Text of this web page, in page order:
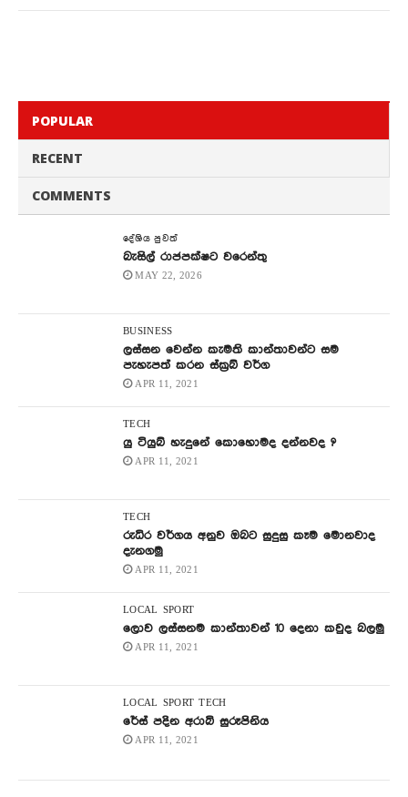
POPULAR
RECENT
COMMENTS
දේශිය පුවත්
බැසිල් රාජපක්ෂට වරෙන්තු
MAY 22, 2026
BUSINESS
ලස්සන වෙන්න කැමති කාන්තාවන්ට සම
පැහැපත් කරන ස්ක්‍රබ් වර්ග
APR 11, 2021
TECH
යු ටියුබ් හැදුනේ කොහොමද දන්නවද ?
APR 11, 2021
TECH
රුධිර වර්ගය අනුව ඔබට සුදුසු කෑම මොනවාද
දැනගමු
APR 11, 2021
LOCAL SPORT
ලොව ලස්සනම කාන්තාවන් 10 දෙනා කවුද බලමු
APR 11, 2021
LOCAL SPORT TECH
රේස් පදින අරාබි සුරූපිනිය
APR 11, 2021